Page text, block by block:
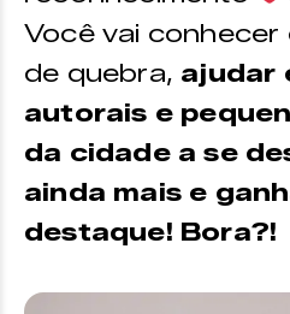
Você vai conhecer
de quebra, ajudar
autorais e
da cidade a se
ainda mais e
destaque! Bora?!